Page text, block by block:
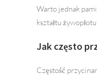
Warto jednak
kształtu
Jak często
Częstość